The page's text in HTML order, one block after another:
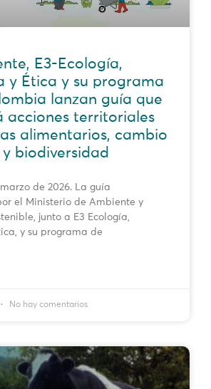
E3-Ecología,
y Ética y su programa
lanzan guía que
acciones territoriales
alimentarios, cambio
biodiversidad
de 2026. La guía
el Ministerio de Ambiente y
junto a E3 Ecología,
y su programa de
No hay comentarios